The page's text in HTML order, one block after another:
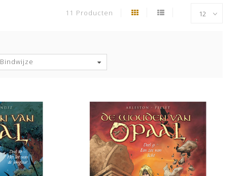
11 Producten
Bindwijze